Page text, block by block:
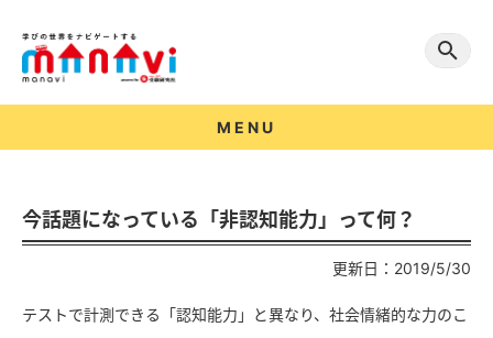
MENU
今話題になっている「非認知能力」って何？
更新日：2019/5/30
テストで計測できる「認知能力」と異なり、社会情緒的な力のこ